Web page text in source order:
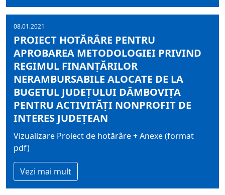
08.01.2021
PROIECT HOTĂRÂRE PENTRU
APROBAREA METODOLOGIEI PRIVIND
REGIMUL FINANŢĂRILOR
NERAMBURSABILE ALOCATE DE LA
BUGETUL JUDEŢULUI DÂMBOVIŢA
PENTRU ACTIVITĂŢI NONPROFIT DE
INTERES JUDEŢEAN
Vizualizare Proiect de hotărâre + Anexe (format
pdf)
Vezi mai mult